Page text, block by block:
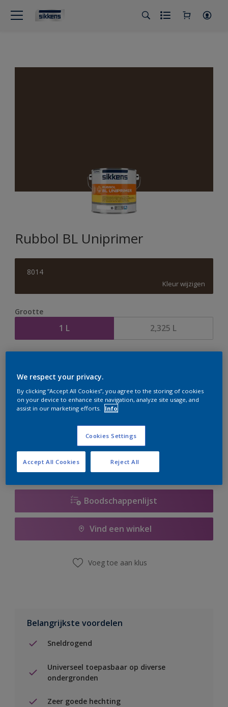
Rubbol BL Uniprimer
8014
Kleur wijzigen
Grootte
1 L 2,325 L
Op dit moment is het niet mogelijk dit product online
te bestellen. Houd de website in de gaten, we werken
er hard aan om de voorraad aan te vullen.
Boodschappenlijst
Vind een winkel
Voeg toe aan klus
Belangrijkste voordelen
Sneldrogend
Universeel toepasbaar op diverse
ondergronden
Zeer goede hechting
We respect your privacy.
By clicking “Accept All Cookies”, you agree to the storing of cookies
on your device to enhance site navigation, analyze site usage, and
assist in our marketing efforts.
Info
Cookies Settings
Reject All
Accept All Cookies